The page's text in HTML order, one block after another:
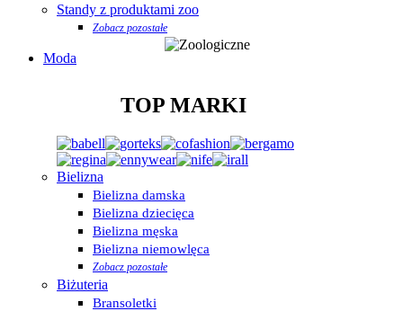
Standy z produktami zoo
Zobacz pozostałe
Moda
TOP MARKI
Bielizna
Bielizna damska
Bielizna dziecięca
Bielizna męska
Bielizna niemowlęca
Zobacz pozostałe
Biżuteria
Bransoletki